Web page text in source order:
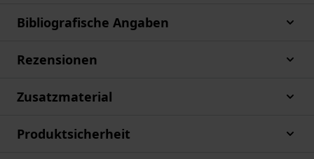
Bibliografische Angaben
Rezensionen
Zusatzmaterial
Produktsicherheit